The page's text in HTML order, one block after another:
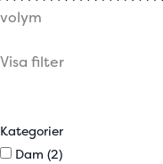
volym
Visa filter
Kategorier
Dam (2)